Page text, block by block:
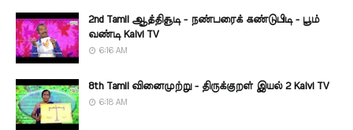
2nd Tamil ஆத்திசூடி - நண்பரைக் கண்டுபிடி - பூம்
வண்டி Kalvi TV
6:16 AM
8th Tamil வினைமுற்று - திருக்குறள் இயல் 2 Kalvi TV
6:18 AM